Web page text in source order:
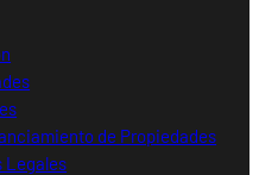
de Propiedades
Legales